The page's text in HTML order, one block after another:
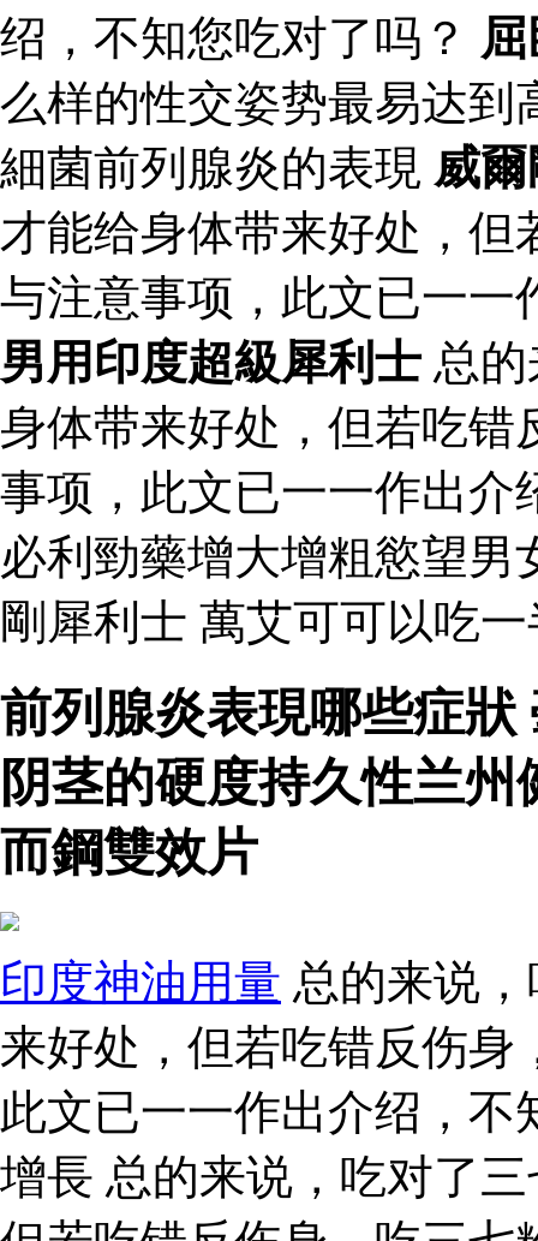
绍，不知您吃对了吗？
么样的性交姿势最易达
細菌前列腺炎的表現 威
才能给身体带来好处，
与注意事项，此文已一一
男用印度超級犀利士 总
身体带来好处，但若吃错
事项，此文已一一作出
必利勁藥增大增粗慾望
剛犀利士 萬艾可可以吃
前列腺炎表現哪些症
阴茎的硬度持久性兰
而鋼雙效片
印度神油用量 总的来说
来好处，但若吃错反伤身
此文已一一作出介绍，
增長 总的来说，吃对了